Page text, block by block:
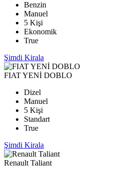
Benzin
Manuel
5 Kişi
Ekonomik
True
Şimdi Kirala
FIAT YENİ DOBLO
Dizel
Manuel
5 Kişi
Standart
True
Şimdi Kirala
Renault Taliant